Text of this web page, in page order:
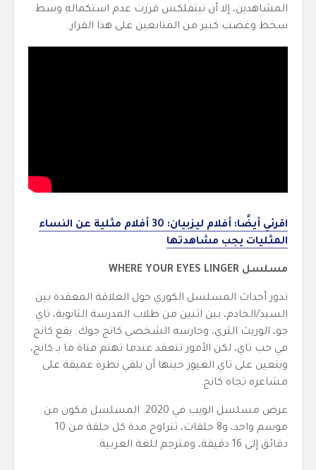
المشاهدين، إلا أن نيتفلكس قررت عدم استكماله وسط
سخط وغضب كبير من المتابعين على هذا القرار.
اقرئي أيضًا: أفلام ليزبيان: 30 أفلام مثلية عن النساء
المثليات يجب مشاهدتها
مسلسل WHERE YOUR EYES LINGER
تدور أحداث المسلسل الكوري حول العلاقة المعقدة بين
السيد/الخادم، بين اثنين من طلاب المدرسة الثانوية، تاي
جو، الوريث الثري، وحارسه الشخصي كانج جوك. يقع كانج
في حب تاي، لكن الأمور تتعقد عندما تهتم فتاة ما بـ كانج،
ويتعين على تاي الغيور حينها أن يلقي نظرة عميقة على
مشاعره تجاه كانج.
عرض مسلسل الويب في 2020. المسلسل مكون من
موسم واحد، و8 حلقات، تتراوح مدة كل حلقة من 10
دقائق إلى 16 دقيقة، ومترجم للغة العربية.